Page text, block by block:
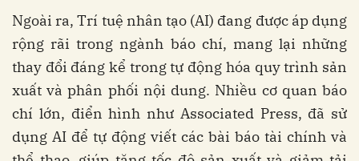
Ngoài ra, Trí tuệ nhân tạo (AI) đang được áp dụng
rộng rãi trong ngành báo chí, mang lại những
thay đổi đáng kể trong tự động hóa quy trình sản
xuất và phân phối nội dung. Nhiều cơ quan báo
chí lớn, điển hình như Associated Press, đã sử
dụng AI để tự động viết các bài báo tài chính và